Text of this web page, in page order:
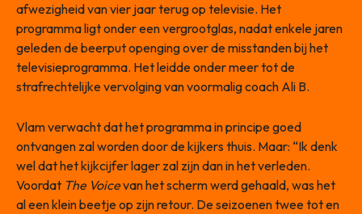
afwezigheid van vier jaar terug op televisie. Het
programma ligt onder een vergrootglas, nadat enkele jaren
geleden de beerput openging over de misstanden bij het
televisieprogramma. Het leidde onder meer tot de
strafrechtelijke vervolging van voormalig coach Ali B.
Vlam verwacht dat het programma in principe goed
ontvangen zal worden door de kijkers thuis. Maar: “Ik denk
wel dat het kijkcijfer lager zal zijn dan in het verleden.
Voordat The Voicevan het scherm werd gehaald, was het
al een klein beetje op zijn retour. De seizoenen twee tot en